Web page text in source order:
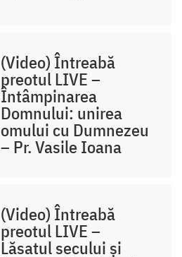
(Video) Întreabă
preotul LIVE –
Întâmpinarea
Domnului: unirea
omului cu Dumnezeu
– Pr. Vasile Ioana
(Video) Întreabă
preotul LIVE –
Lăsatul secului și